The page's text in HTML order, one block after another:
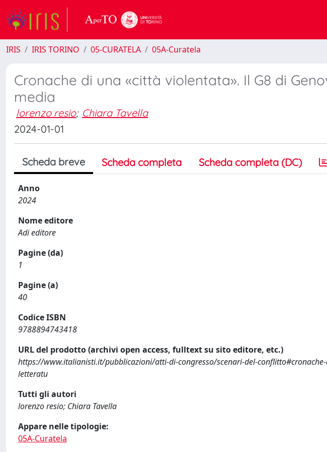
IRIS IRIS TORINO 05-CURATELA 05A-Curatela
Cronache di una «città violentata». Il G8 di
media
lorenzo resio; Chiara Tavella
2024-01-01
Scheda breve Scheda completa Scheda completa (DC)
Anno
2024
Nome editore
Adi editore
Pagine (da)
1
Pagine (a)
40
Codice ISBN
9788894743418
URL del prodotto (archivi open access, fulltext su sito editore, etc.)
https://www.italianisti.it/pubblicazioni/atti-di-congresso/scenari-del-
letteratu
Tutti gli autori
lorenzo resio; Chiara Tavella
Appare nelle tipologie:
05A-Curatela